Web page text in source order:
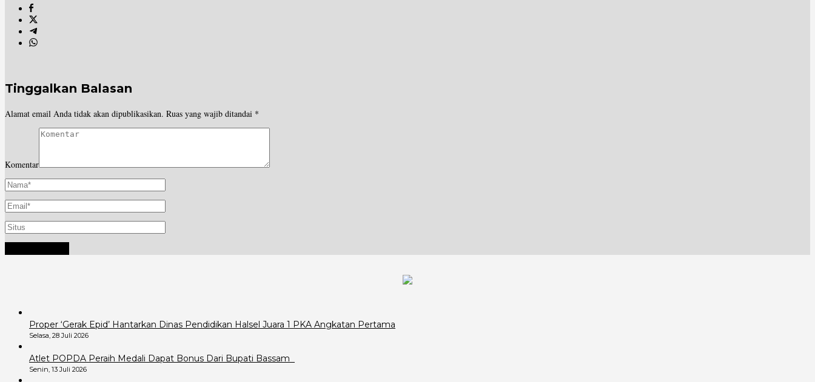
Tinggalkan Balasan
Alamat email Anda tidak akan dipublikasikan. Ruas yang wajib ditandai *
Komentar
Proper ‘Gerak Epid’ Hantarkan Dinas Pendidikan Halsel Juara 1 PKA Angkatan Pertama
Selasa, 28 Juli 2026
Atlet POPDA Peraih Medali Dapat Bonus Dari Bupati Bassam
Senin, 13 Juli 2026